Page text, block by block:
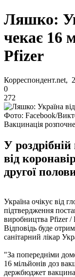
Ляшко:
чекає 16
Pfizer
Корреспондент.net,
0
272
Фото: Facebook/
Вакцинація
У
від
другої
Україна очікує від
підтвердження
виробництва Pfizer /
Відповідь буде
санітарний лікар
"За попередніми
16 мільйонів доз
держбюджет